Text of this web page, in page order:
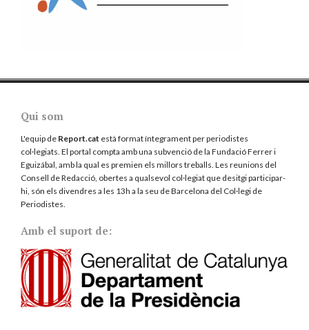
Qui som
L'equip de Report.cat està format íntegrament per periodistes
col·legiats. El portal compta amb una subvenció de la Fundació Ferrer i
Eguizábal, amb la qual es premien els millors treballs. Les reunions del
Consell de Redacció, obertes a qualsevol col·legiat que desitgi participar-
hi, són els divendres a les 13h a la seu de Barcelona del Col·legi de
Periodistes
Amb el suport de: